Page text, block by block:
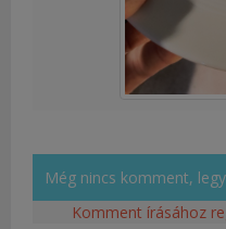
Még nincs komment,
Komment írásához